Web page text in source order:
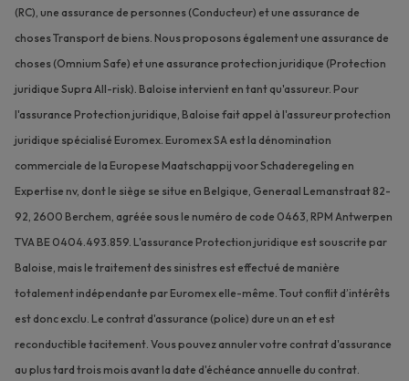
(RC), une assurance de personnes (Conducteur) et une assurance de
choses Transport de biens. Nous proposons également une assurance de
choses (Omnium Safe) et une assurance protection juridique (Protection
juridique Supra All-risk). Baloise intervient en tant qu'assureur. Pour
l'assurance Protection juridique, Baloise fait appel à l'assureur protection
juridique spécialisé Euromex. Euromex SA est la dénomination
commerciale de la Europese Maatschappij voor Schaderegeling en
Expertise nv, dont le siège se situe en Belgique, Generaal Lemanstraat 82-
92, 2600 Berchem, agréée sous le numéro de code 0463, RPM Antwerpen
TVA BE 0404.493.859. L'assurance Protection juridique est souscrite par
Baloise, mais le traitement des sinistres est effectué de manière
totalement indépendante par Euromex elle-même. Tout conflit d’intérêts
est donc exclu. Le contrat d'assurance (police) dure un an et est
reconductible tacitement. Vous pouvez annuler votre contrat d'assurance
au plus tard trois mois avant la date d'échéance annuelle du contrat.